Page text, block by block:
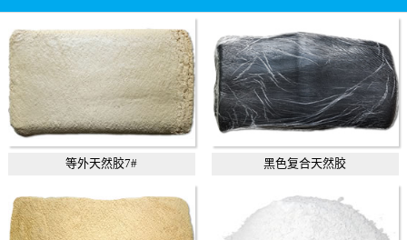
等外天然胶7# 黑色复合天然胶